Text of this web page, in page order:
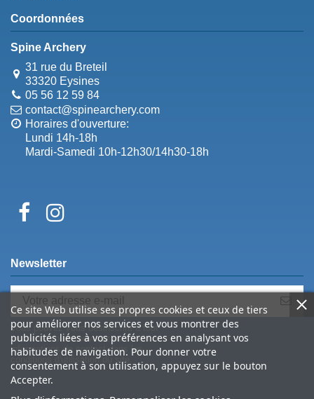
Coordonnées
Spine Archery
31 rue du Breteil
33320 Eysines
05 56 12 59 84
contact@spinearchery.com
Horaires d'ouverture:
Lundi 14h-18h
Mardi-Samedi 10h-12h30/14h30-18h
Ce site Web utilise ses propres cookies et ceux de tiers
pour améliorer nos services et vous montrer des
publicités liées à vos préférences en analysant vos
habitudes de navigation. Pour donner votre
consentement à son utilisation, appuyez sur le bouton
Accepter.
Newsletter
Vous pouvez vous désinscrire à tout
moment. Vous trouverez pour cela nos
informations de contact dans les
conditions d'utilisation du site.